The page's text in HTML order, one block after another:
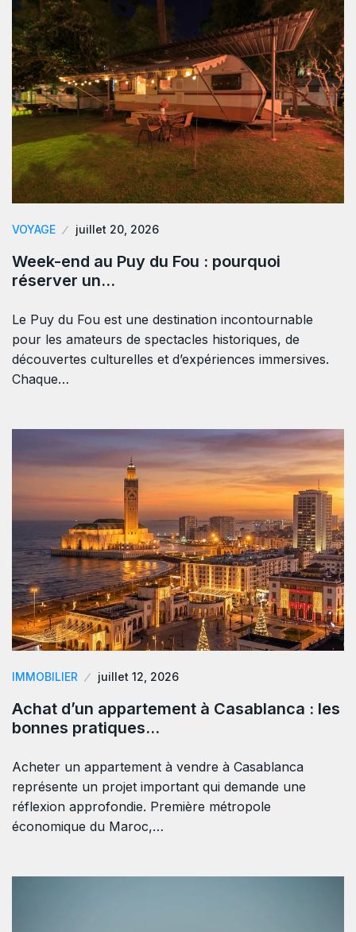
VOYAGE juillet 20, 2026
Week-end au Puy du Fou : pourquoi
réserver un…
Le Puy du Fou est une destination incontournable
pour les amateurs de spectacles historiques, de
découvertes culturelles et d’expériences immersives.
Chaque…
IMMOBILIER juillet 12, 2026
Achat d’un appartement à Casablanca : les
bonnes pratiques…
Acheter un appartement à vendre à Casablanca
représente un projet important qui demande une
réflexion approfondie. Première métropole
économique du Maroc,…